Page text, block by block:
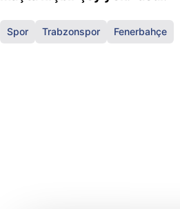
Spor Trabzonspor Fenerbahçe